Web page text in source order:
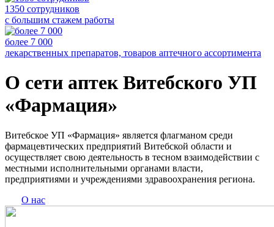
1350 сотрудников
с большим стажем работы
более 7 000
лекарственных препаратов, товаров аптечного ассортимента
О сети аптек Витебского УП
«Фармация»
Витебское УП «Фармация» является флагманом среди
фармацевтических предприятий Витебской области и
осуществляет свою деятельность в тесном взаимодействии с
местными исполнительными органами власти,
предприятиями и учреждениями здравоохранения региона.
О нас